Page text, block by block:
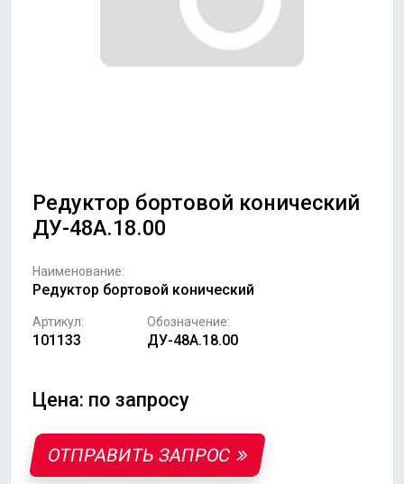
Редуктор бортовой конический
ДУ-48А.18.00
Наименование:
Редуктор бортовой конический
Артикул:
101133
Обозначение:
ДУ-48А.18.00
Цена: по запросу
ОТПРАВИТЬ ЗАПРОС